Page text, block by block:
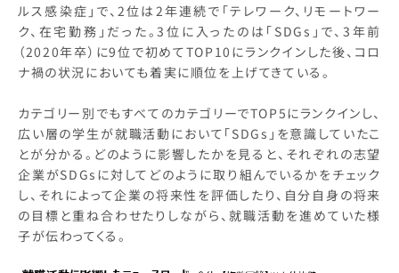
ルス感染症」で、2位は2年連続で「テレワーク、リモートワー
ク、在宅勤務」だった。3位に入ったのは「SDGs」で、3年前
（2020年卒）に9位で初めてTOP10にランクインした後、コロ
ナ禍の状況においても着実に順位を上げてきている。
カテゴリー別でもすべてのカテゴリーでTOP5にランクインし、
広い層の学生が就職活動において「SDGs」を意識していたこ
とが分かる。どのように影響したかを見ると、それぞれの志望
企業がSDGsに対してどのように取り組んでいるかをチェック
し、それによって企業の将来性を評価したり、自分自身の将来
の目標と重ね合わせたりしながら、就職活動を進めていた様
子が伝わってくる。